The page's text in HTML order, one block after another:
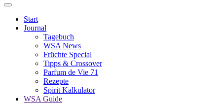
Start
Journal
Tagebuch
WSA News
Früchte Special
Tipps & Crossover
Parfum de Vie 71
Rezepte
Spirit Kalkulator
WSA Guide